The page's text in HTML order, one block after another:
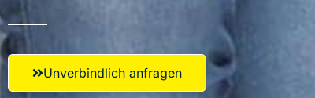
Unverbindlich anfragen